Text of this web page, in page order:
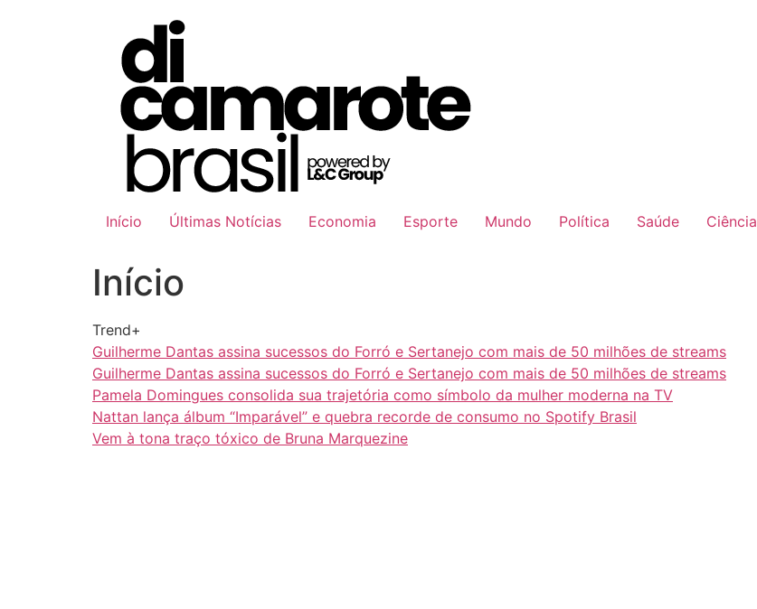
Início Últimas Notícias Economia Esporte Mundo Política Saúde Ciência
Início
Trend+
Guilherme Dantas assina sucessos do Forró e Sertanejo com mais de 50 milhões de streams
Guilherme Dantas assina sucessos do Forró e Sertanejo com mais de 50 milhões de streams
Pamela Domingues consolida sua trajetória como símbolo da mulher moderna na TV
Nattan lança álbum “Imparável” e quebra recorde de consumo no Spotify Brasil
Vem à tona traço tóxico de Bruna Marquezine